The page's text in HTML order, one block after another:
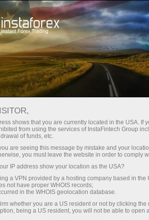
Con InstaForex obtiene
competitivas:
hasta 1:5000, unos de los
spreads y comisiones del
mercado, así como
atractivas para operar con
acciones e índices.
Spreads mínimos
Bono del 30%
en cada depósito
Velocidad
en el trading y en la pista
shows that you are currently located in the USA. If
from using the services of InstaFintech Group
of funds, etc.
are seeing this message by mistake and your
you must leave the website in order to comply
IP address show your location as the USA?
a VPN provided by a hosting company based in the
not have proper WHOIS records;
in the WHOIS geolocation database.
whether you are a US resident or not by clicking
being a US resident, you will not be able to open